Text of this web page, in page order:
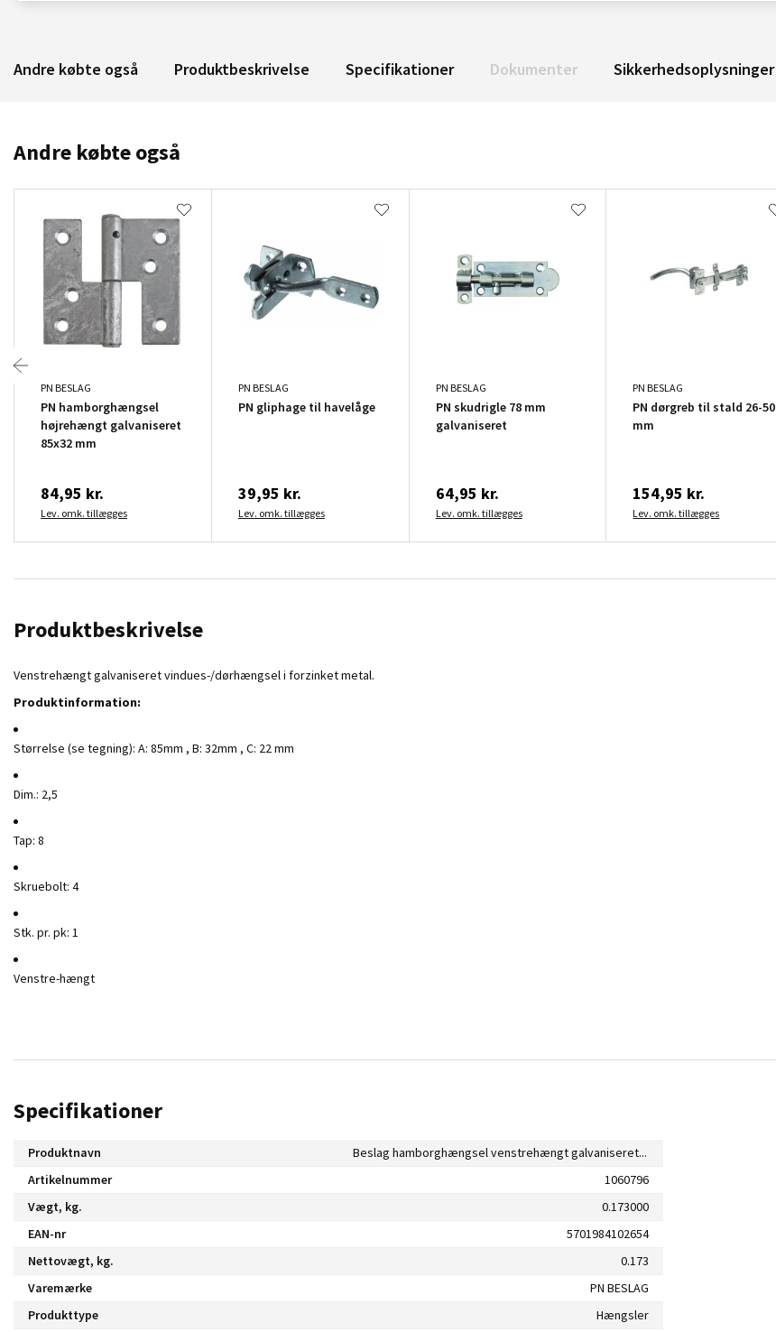
Andre købte også Produktbeskrivelse Specifikationer Dokumenter Sikkerhedsoplysninger
Andre købte også
PN BESLAG
PN hamborghængsel
højrehængt galvaniseret
85x32 mm
84,95 kr.
Lev. omk. tillægges
PN BESLAG
PN gliphage til havelåge
39,95 kr.
Lev. omk. tillægges
PN BESLAG
PN skudrigle 78 mm
galvaniseret
64,95 kr.
Lev. omk. tillægges
PN BESLAG
PN dørgreb til stald 26-50
mm
154,95 kr.
Lev. omk. tillægges
Produktbeskrivelse
Venstrehængt galvaniseret vindues-/dørhængsel i forzinket metal.
Produktinformation:
Størrelse (se tegning): A: 85mm , B: 32mm , C: 22 mm
Dim.: 2,5
Tap: 8
Skruebolt: 4
Stk. pr. pk: 1
Venstre-hængt
Specifikationer
Produktnavn
Beslag hamborghængsel venstrehængt galvaniseret 85x32 mm
Artikelnummer
1060796
Vægt, kg.
0.173000
EAN-nr
5701984102654
Nettovægt, kg.
0.173
Varemærke
PN BESLAG
Produkttype
Hængsler